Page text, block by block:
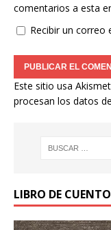
comentarios a esta
Recibir un correo
Este sitio usa
procesan los datos
LIBRO DE